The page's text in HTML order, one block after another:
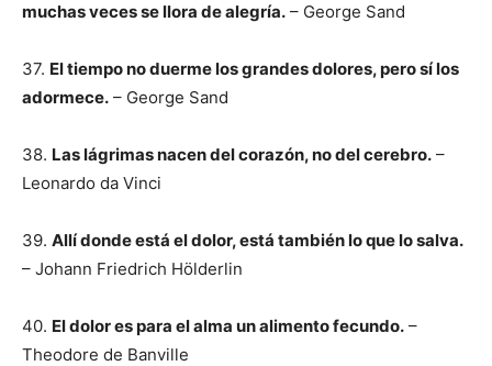
muchas veces se llora de alegría. – George Sand
37. El tiempo no duerme los grandes dolores, pero sí los
adormece. – George Sand
38. Las lágrimas nacen del corazón, no del cerebro. –
Leonardo da Vinci
39. Allí donde está el dolor, está también lo que lo salva.
– Johann Friedrich Hölderlin
40. El dolor es para el alma un alimento fecundo. –
Theodore de Banville